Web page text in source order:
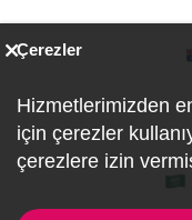
Çerezler
Hizmetlerimizden
için çerezler
çerezlere izin